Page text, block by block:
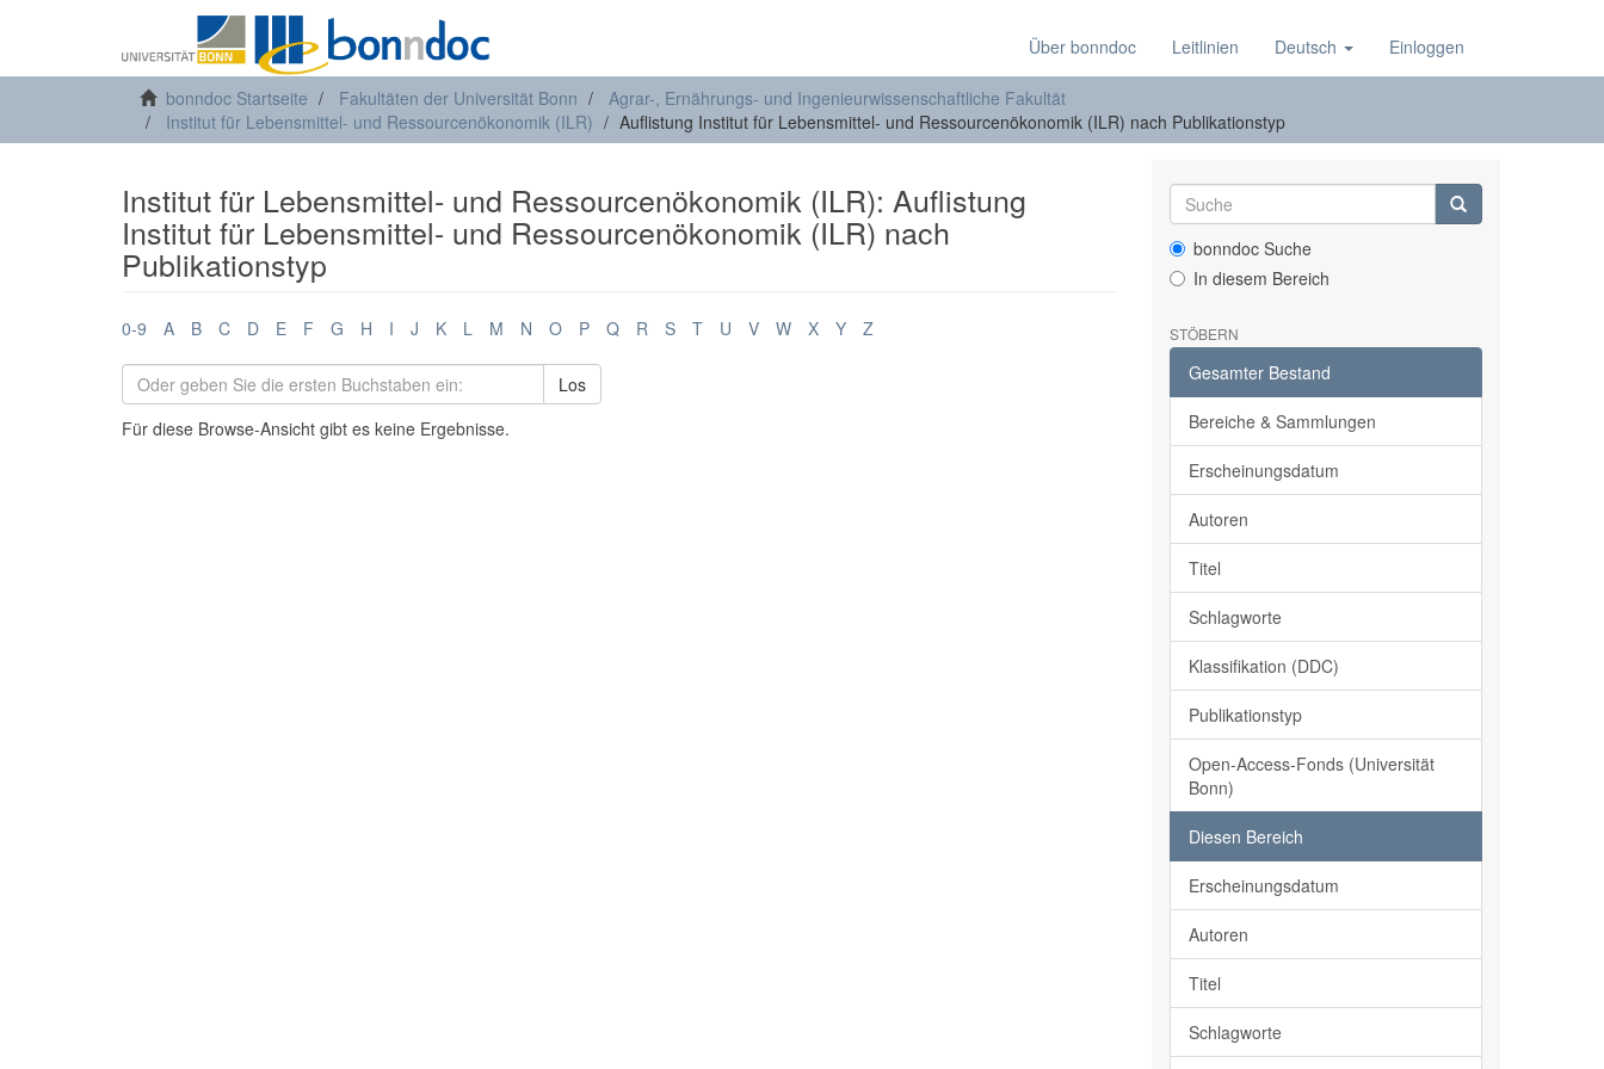
Über bonndoc Leitlinien Deutsch Einloggen
bonndoc Startseite Fakultäten der Universität Bonn
Agrar-, Ernährungs- und Ingenieurwissenschaftliche Fakultät
Institut für Lebensmittel- und Ressourcenökonomik (ILR)
Auflistung Institut für Lebensmittel- und Ressourcenökonomik (ILR) nach Publikationstyp
Institut für Lebensmittel- und Ressourcenökonomik (ILR): Auflistung
Institut für Lebensmittel- und Ressourcenökonomik (ILR) nach
Publikationstyp
0-9 A B C D E F G H I J K L M N O P Q R S T U V W X Y Z
Los
Für diese Browse-Ansicht gibt es keine Ergebnisse.
bonndoc Suche
In diesem Bereich
STÖBERN
Gesamter Bestand
Bereiche & Sammlungen
Erscheinungsdatum
Autoren
Titel
Schlagworte
Klassifikation (DDC)
Publikationstyp
Open-Access-Fonds (Universität
Bonn)
Diesen Bereich
Erscheinungsdatum
Autoren
Titel
Schlagworte